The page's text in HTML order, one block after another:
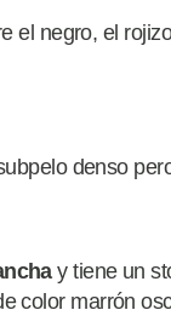
el negro, el
denso
y tiene un
color marrón